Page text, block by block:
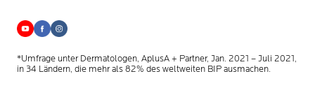
*Umfrage unter Dermatologen, AplusA + Partner, Jan. 2021 – Juli 2021,
in 34 Ländern, die mehr als 82% des weltweiten BIP ausmachen.